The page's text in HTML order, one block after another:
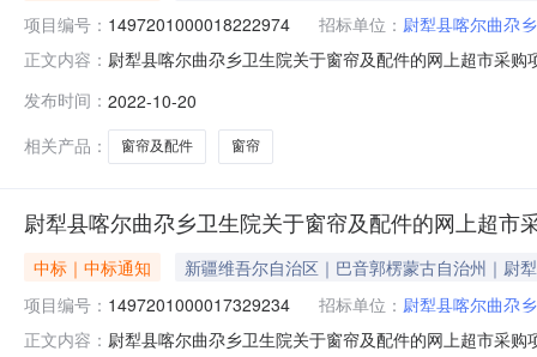
项目编号： 1497201000018222974 招标单位： 尉犁县喀尔曲尕
正文内容： 尉犁县喀尔曲尕乡卫生院关于窗帘及配件的网上超市采
（元）:项目所在行政区划编码:652823项目所在行政区
发布时间： 2022-10-20
相关产品：
窗帘及配件 窗帘
尉犁县喀尔曲尕乡卫生院关于窗帘及配件的网上超市
中标｜中标通知
新疆维吾尔自治区｜巴音郭楞蒙古自治州｜尉
项目编号： 1497201000017329234 招标单位： 尉犁县喀尔曲尕
正文内容： 尉犁县喀尔曲尕乡卫生院关于窗帘及配件的网上超市采